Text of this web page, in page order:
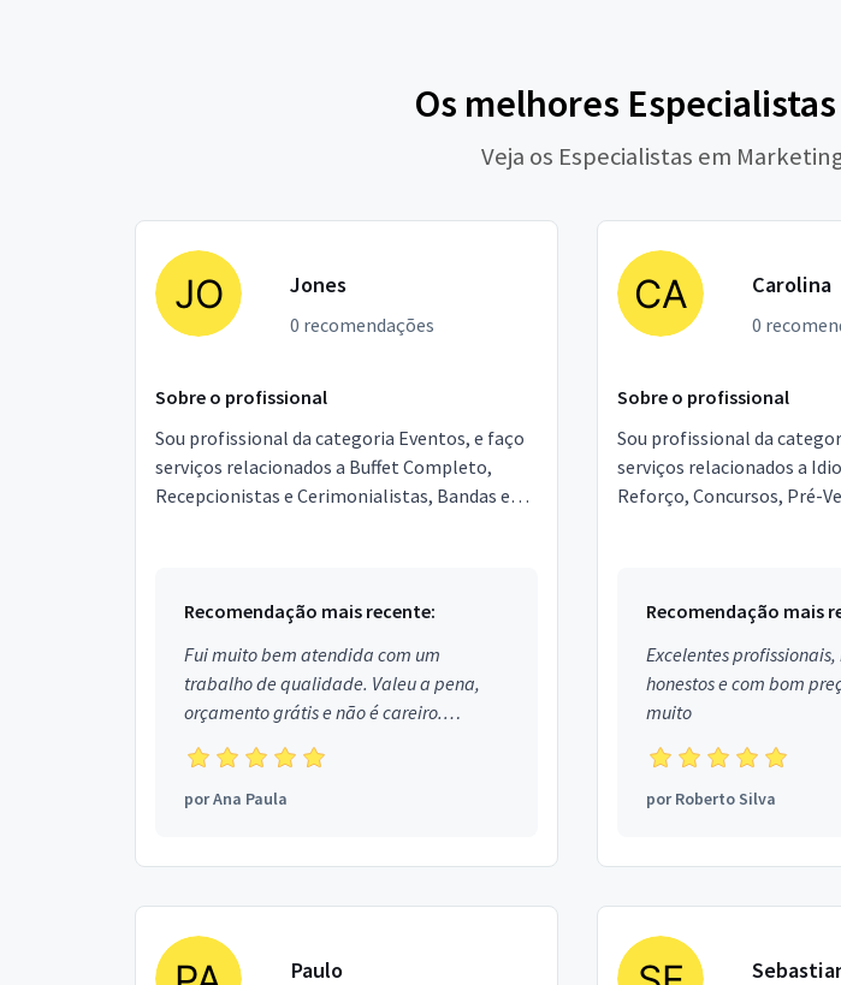
Os melhores
Veja os Especialistas em
Jones
0 recomendações
Sobre o profissional
Sou profissional da categoria Eventos, e faço
serviços relacionados a Buffet Completo,
Recepcionistas e Cerimonialistas, Bandas e
Recomendação mais recente:
Fui muito bem atendida com um
trabalho de qualidade. Valeu a pena,
orçamento grátis e não é careiro.
Obrigada!
porAna Paula
Carolina
0
Sobre o profissional
Sou profissional da
serviços relacionados a
Reforço, Concursos, Pré-
Recomendação mais
Excelentes
honestos e com bom
muito
porRoberto Silva
Paulo